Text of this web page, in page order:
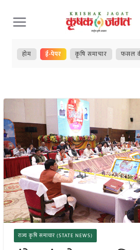
Skip
to
content
होम ई-पेपर कृषि समाचार फसल
राज्य कृषि समाचार (STATE NEWS)